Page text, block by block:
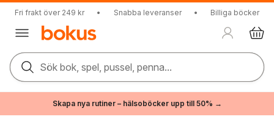
Fri frakt över 249 kr • Snabba leveranser • Billiga böcker
Sök bok, spel, pussel, penna...
Skapa nya rutiner – hälsoböcker upp till 50% →